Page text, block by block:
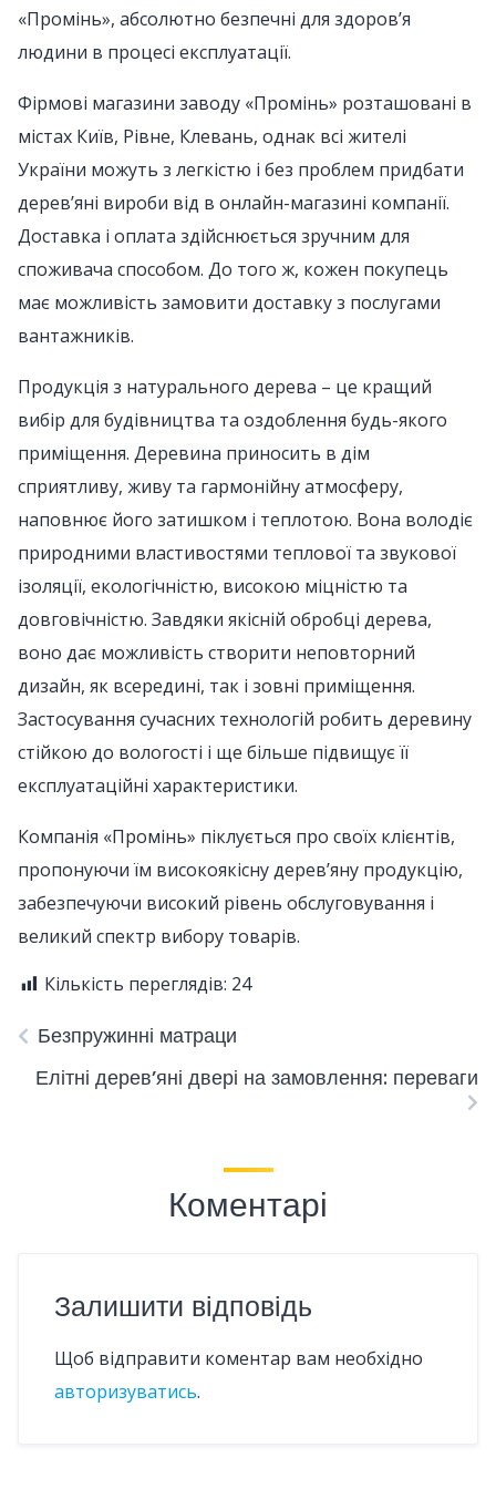
«Промінь», абсолютно безпечні для здоров’я
людини в процесі експлуатації.
Фірмові магазини заводу «Промінь» розташовані в
містах Київ, Рівне, Клевань, однак всі жителі
України можуть з легкістю і без проблем придбати
дерев’яні вироби від в онлайн-магазині компанії.
Доставка і оплата здійснюється зручним для
споживача способом. До того ж, кожен покупець
має можливість замовити доставку з послугами
вантажників.
Продукція з натурального дерева – це кращий
вибір для будівництва та оздоблення будь-якого
приміщення. Деревина приносить в дім
сприятливу, живу та гармонійну атмосферу,
наповнює його затишком і теплотою. Вона володіє
природними властивостями теплової та звукової
ізоляції, екологічністю, високою міцністю та
довговічністю. Завдяки якісній обробці дерева,
воно дає можливість створити неповторний
дизайн, як всередині, так і зовні приміщення.
Застосування сучасних технологій робить деревину
стійкою до вологості і ще більше підвищує її
експлуатаційні характеристики.
Компанія «Промінь» піклується про своїх клієнтів,
пропонуючи їм високоякісну дерев’яну продукцію,
забезпечуючи високий рівень обслуговування і
великий спектр вибору товарів.
Кількість переглядів: 24
Безпружинні матраци
Елітні дерев’яні двері на замовлення: переваги
Коментарі
Залишити відповідь
Щоб відправити коментар вам необхідно
авторизуватись.